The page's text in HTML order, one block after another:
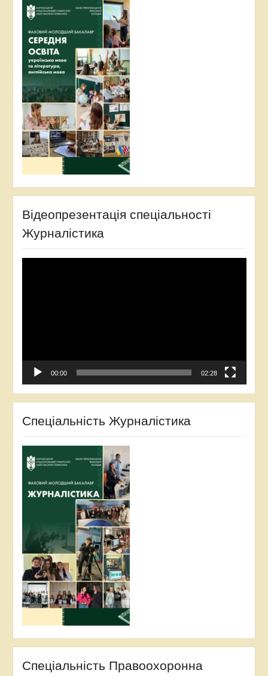
Відеопрезентація спеціальності
Журналістика
00:00 02:28
Спеціальність Журналістика
Спеціальність Правоохоронна